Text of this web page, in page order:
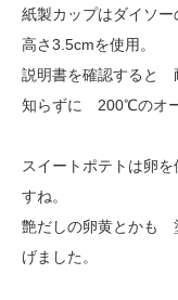
紙製カップはダイソ
高さ3.5cmを使用。
説明書を確認すると
知らずに 200℃のオ
スイートポテトは卵
すね。
艶だしの卵黄とかも
げました。